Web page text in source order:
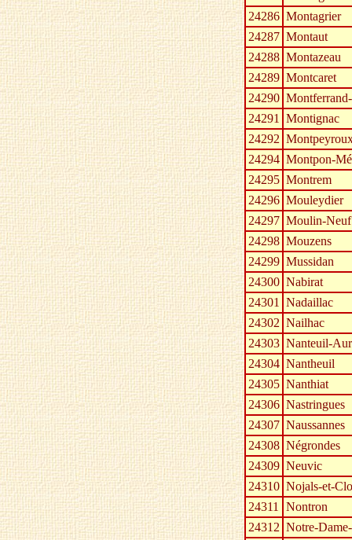
24286 Montagrier
24287 Montaut
24288 Montazeau
24289 Montcaret
24290
24291 Montignac
24292
24294 Montpon-
24295 Montrem
24296 Mouleydier
24297 Moulin-Neuf
24298 Mouzens
24299 Mussidan
24300 Nabirat
24301 Nadaillac
24302 Nailhac
24303 Nanteuil-
24304 Nantheuil
24305 Nanthiat
24306 Nastringues
24307 Naussannes
24308 Négrondes
24309 Neuvic
24310 Nojals-et-
24311 Nontron
24312 Notre-